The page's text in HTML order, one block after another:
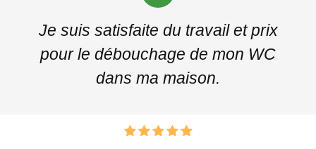
Je suis satisfaite du travail et prix
pour le débouchage de mon WC
dans ma maison.